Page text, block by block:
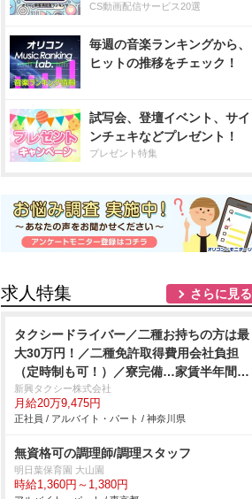
CS動画配信サービス20選
毎週の音楽ランキングから、
ヒットの推移をチェック！
試写会、登壇イベント、サイ
ンチェキなどプレゼント！
プレゼント特集
求人特集 さらに見る
タクシードライバー／二種お持ちの方は最
大30万円！／二種免許取得費用会社負担
（定時制も可！）／寮完備…家賃半年間無
料〜！／シフト柔軟対応「月間売上100万
円以上のトップドライバー20名以上在籍」
新興タクシー株式会社
月給20万9,475円
正社員 / アルバイト・パート / 神奈川県
無資格可の調理師/調理スタッフ
明日葉保育園 大山園
時給1,360円～1,380円